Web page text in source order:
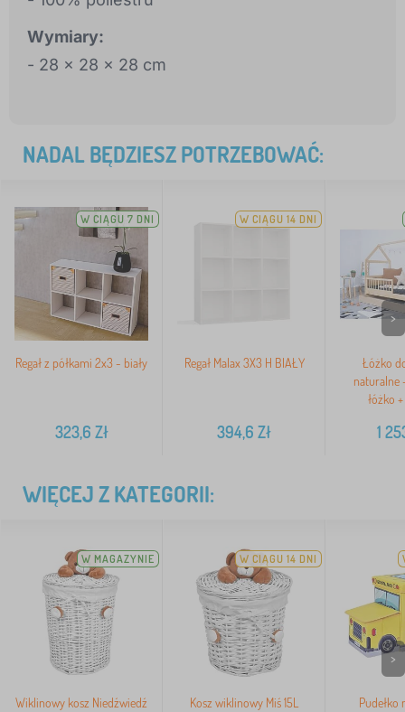
Wymiary:
- 28 x 28 x 28 cm
NADAL BĘDZIESZ POTRZEBOWAĆ:
W CIĄGU 7 DNI
Regał z półkami 2x3 - biały
323,6 Zł
W CIĄGU 14 DNI
Regał Malax 3X3 H BIAŁY
394,6 Zł
Łóżko
naturalne
łóżko
1
>
WIĘCEJ Z KATEGORII:
W MAGAZYNIE
Wiklinowy kosz Niedźwiedź
W CIĄGU 14 DNI
Kosz wiklinowy Miś 15L
Pudełko
>